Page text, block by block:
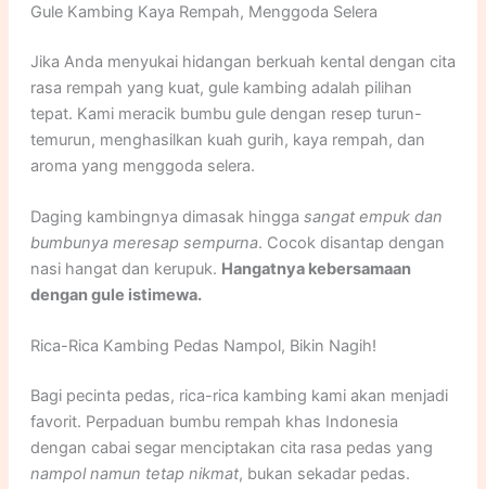
Gule Kambing Kaya Rempah, Menggoda Selera
Jika Anda menyukai hidangan berkuah kental dengan cita
rasa rempah yang kuat, gule kambing adalah pilihan
tepat. Kami meracik bumbu gule dengan resep turun-
temurun, menghasilkan kuah gurih, kaya rempah, dan
aroma yang menggoda selera.
Daging kambingnya dimasak hingga sangat empuk dan
bumbunya meresap sempurna. Cocok disantap dengan
nasi hangat dan kerupuk. Hangatnya kebersamaan
dengan gule istimewa.
Rica-Rica Kambing Pedas Nampol, Bikin Nagih!
Bagi pecinta pedas, rica-rica kambing kami akan menjadi
favorit. Perpaduan bumbu rempah khas Indonesia
dengan cabai segar menciptakan cita rasa pedas yang
nampol namun tetap nikmat, bukan sekadar pedas.